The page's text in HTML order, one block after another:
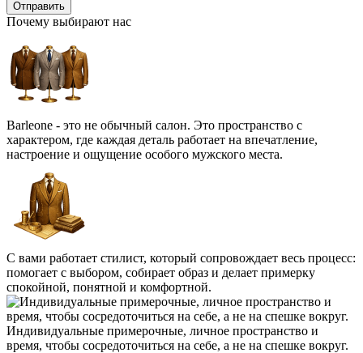
Почему выбирают нас
Barleone - это не обычный салон. Это пространство с
характером, где каждая деталь работает на впечатление,
настроение и ощущение особого мужского места.
С вами работает стилист, который сопровождает весь процесс:
помогает с выбором, собирает образ и делает примерку
спокойной, понятной и комфортной.
Индивидуальные примерочные, личное пространство и
время, чтобы сосредоточиться на себе, а не на спешке вокруг.